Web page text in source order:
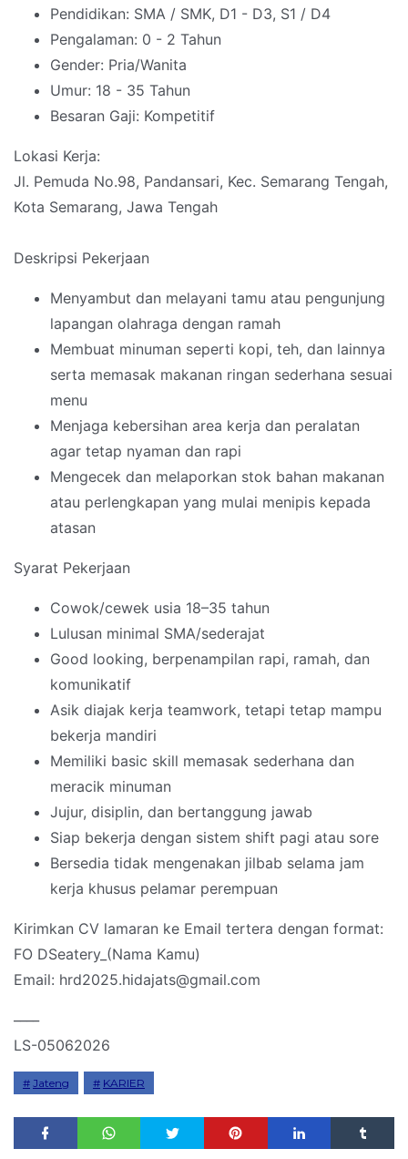
Pendidikan: SMA / SMK, D1 - D3, S1 / D4
Pengalaman: 0 - 2 Tahun
Gender: Pria/Wanita
Umur: 18 - 35 Tahun
Besaran Gaji: Kompetitif
Lokasi Kerja:
Jl. Pemuda No.98, Pandansari, Kec. Semarang Tengah,
Kota Semarang, Jawa Tengah
Deskripsi Pekerjaan
Menyambut dan melayani tamu atau pengunjung
lapangan olahraga dengan ramah
Membuat minuman seperti kopi, teh, dan lainnya
serta memasak makanan ringan sederhana sesuai
menu
Menjaga kebersihan area kerja dan peralatan
agar tetap nyaman dan rapi
Mengecek dan melaporkan stok bahan makanan
atau perlengkapan yang mulai menipis kepada
atasan
Syarat Pekerjaan
Cowok/cewek usia 18–35 tahun
Lulusan minimal SMA/sederajat
Good looking, berpenampilan rapi, ramah, dan
komunikatif
Asik diajak kerja teamwork, tetapi tetap mampu
bekerja mandiri
Memiliki basic skill memasak sederhana dan
meracik minuman
Jujur, disiplin, dan bertanggung jawab
Siap bekerja dengan sistem shift pagi atau sore
Bersedia tidak mengenakan jilbab selama jam
kerja khusus pelamar perempuan
Kirimkan CV lamaran ke Email tertera dengan format:
FO DSeatery_(Nama Kamu)
Email: hrd2025.hidajats@gmail.com
LS-05062026
Jateng KARIER